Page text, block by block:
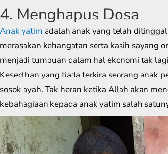
4. Menghapus Dosa
Anak yatim adalah anak yang telah
merasakan kehangatan serta kasih sayang
menjadi tumpuan dalam hal ekonomi tak
Kesedihan yang tiada terkira seorang anak
sosok ayah. Tak heran ketika Allah akan
kebahagiaan kepada anak yatim salah